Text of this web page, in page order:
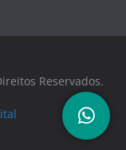
Reservados.